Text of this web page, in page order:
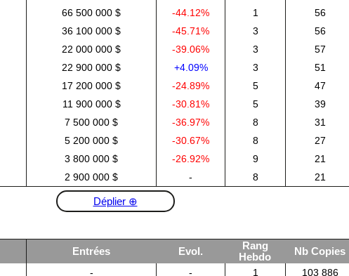
66 500 000 $ -44.12% 1 56
36 100 000 $ -45.71% 3 56
22 000 000 $ -39.06% 3 57
22 900 000 $ +4.09% 3 51
17 200 000 $ -24.89% 5 47
11 900 000 $ -30.81% 5 39
7 500 000 $ -36.97% 8 31
5 200 000 $ -30.67% 8 27
3 800 000 $ -26.92% 9 21
2 900 000 $ - 8 21
Déplier ⊕
Entrées Evol.
Rang
Hebdo
Nb Copies
- - 1 103 886